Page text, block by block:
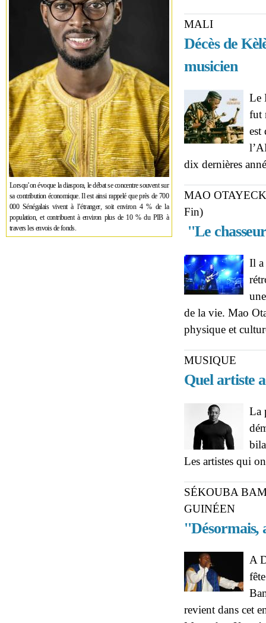
Lorsqu’on évoque la diaspora, le débat se concentre souvent sur
sa contribution économique. Il est ainsi rappelé que près de 700
000 Sénégalais vivent à l’étranger, soit environ 4 % de la
population, et contribuent à environ plus de 10 % du PIB à
travers les envois de fonds.
MALI
Décès de
musicien
Le
fut
est
dix dernières
MAO
Fin)
''Le
Il a
de la vie. Mao
physique et
MUSIQUE
Quel artiste
La
Les artistes qui
SÉKOUBA
GUINÉEN
''Désormais,
A
revient dans cet